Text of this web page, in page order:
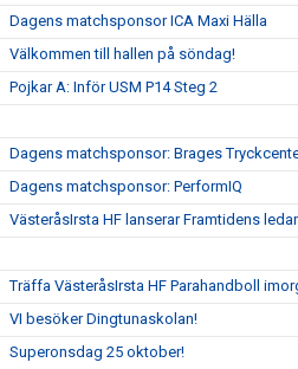
Dagens matchsponsor ICA Maxi Hälla
Välkommen till hallen på söndag!
Pojkar A: Inför USM P14 Steg 2
Dagens matchsponsor: Brages
Dagens matchsponsor: PerformIQ
VästeråsIrsta HF lanserar Framtidens
Träffa VästeråsIrsta HF Parahandboll
VI besöker Dingtunaskolan!
Superonsdag 25 oktober!